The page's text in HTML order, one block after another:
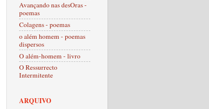
Avançando nas desOras -
poemas
Colagens - poemas
o além homem - poemas
dispersos
O além-homem - livro
O Ressurrecto
Intermitente
ARQUIVO